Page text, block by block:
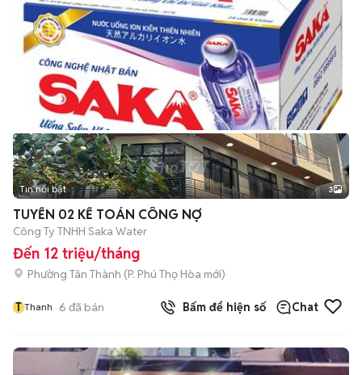
Tin nổi bật 3
TUYỂN 02 KẾ TOÁN CÔNG NỢ
Công Ty TNHH Saka Water
Đến 12 triệu/tháng
Phường Tân Thành (P. Phú Thọ Hòa mới)
T Thanh 6 đã bán Bấm để hiện số Chat